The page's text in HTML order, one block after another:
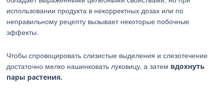
использовании продукта в некорректных дозах или по
неправильному рецепту вызывает некоторые побочные
эффекты.
Чтобы спровоцировать слизистые выделения и слезотечение
достаточно мелко нашинковать луковицу, а затем вдохнуть
пары растения.